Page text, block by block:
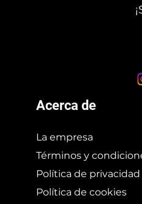
Acerca de
La empresa
Términos y
Política de privacidad
Política de cookies